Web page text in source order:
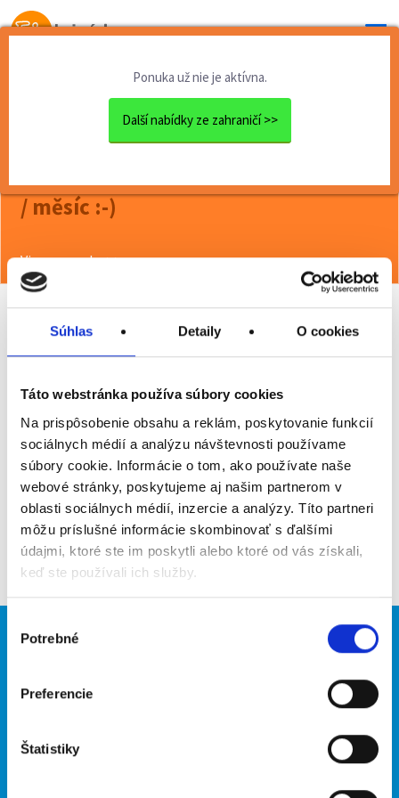
Súhlas Detaily O cookies
Táto webstránka používa súbory cookies
Na prispôsobenie obsahu a reklám, poskytovanie funkcií
sociálnych médií a analýzu návštevnosti používame
súbory cookie. Informácie o tom, ako používate naše
webové stránky, poskytujeme aj našim partnerom v
oblasti sociálnych médií, inzercie a analýzy. Títo partneri
môžu príslušné informácie skombinovať s ďalšími
údajmi, ktoré ste im poskytli alebo ktoré od vás získali,
keď ste používali ich služby.
súhlasu
Potrebné
Preferencie
Štatistiky
Ponuka už nie je aktívna.
Další nabídky ze zahraničí >>
Brigády
Slovenská republika
Práce v Irsku v hotelích - ...
Práce v Irsku v hotelích - až 53 000Kč
/ měsíc :-)
Viac o ponuke >>
Poslať na email
Upozorniť na inzerát
Pridať do obľúbených
Späť
Brigádnici
Hľadané brigády
O portáli Naše ďalšie projekty